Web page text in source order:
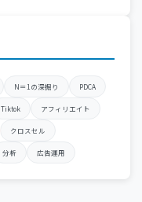
N＝1の深掘り PDCA
Tiktok アフィリエイト
クロスセル
分析 広告運用